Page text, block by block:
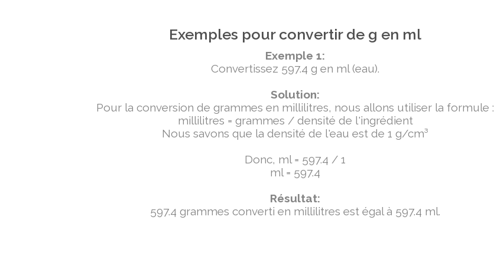
Exemples pour convertir de g en ml
Exemple 1:
Convertissez 597.4 g en ml (eau).
Solution:
Pour la conversion de grammes en millilitres, nous allons utiliser la formule :
millilitres = grammes / densité de l'ingrédient
Nous savons que la densité de l'eau est de 1 g/cm³
Donc, ml = 597.4 / 1
ml = 597.4
Résultat:
597.4 grammes converti en millilitres est égal à 597.4 ml.